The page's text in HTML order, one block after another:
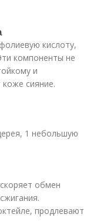
кислоту,
компоненты не
и
сияние.
1 небольшую
обмен
продлевают